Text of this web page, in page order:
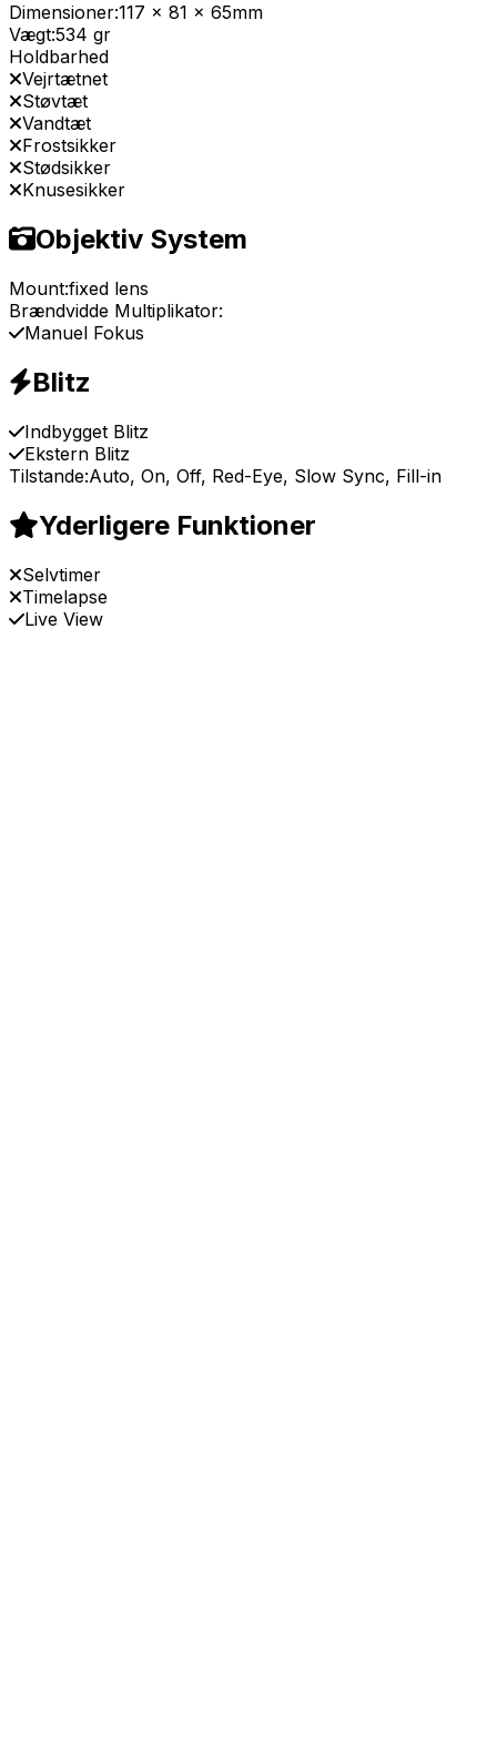
Dimensioner:117 x 81 x 65mm
Vægt:534 gr
Holdbarhed
Vejrtætnet
Støvtæt
Vandtæt
Frostsikker
Stødsikker
Knusesikker
Objektiv System
Mount:fixed lens
Brændvidde Multiplikator:
Manuel Fokus
Blitz
Indbygget Blitz
Ekstern Blitz
Tilstande:Auto, On, Off, Red-Eye, Slow Sync, Fill-in
Yderligere Funktioner
Selvtimer
Timelapse
Live View